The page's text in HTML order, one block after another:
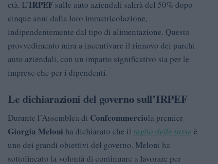
età. L’IRPEF sulle auto aziendali salirà del 50% dopo
cinque anni dalla loro immatricolazione,
indipendentemente dal tipo di alimentazione. Questo
provvedimento mira a incentivare il rinnovo dei parchi
auto aziendali, con un impatto significativo sia per le
imprese che per i dipendenti.
Le dichiarazioni del governo sull’IRPEF
Durante l’Assemblea di Confcommerciola premier
Giorgia Meloni ha dichiarato che il taglio delle tasse è
uno dei grandi obiettivi del governo. Meloni ha
sottolineato la volontà di continuare a lavorare per